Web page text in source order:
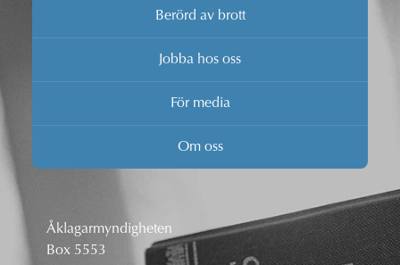
Berörd av brott
Jobba hos oss
För media
Om oss
Åklagarmyndigheten
Box 5553